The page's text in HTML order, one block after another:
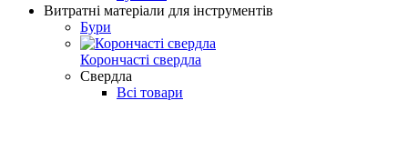
Витратні матеріали для інструментів
Бури
Корончасті свердла
Свердла
Всі товари